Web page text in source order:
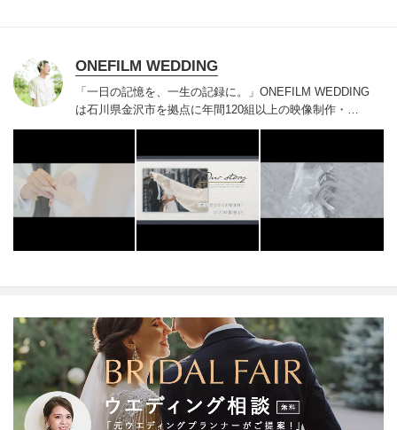
ONEFILM WEDDING
「一日の記憶を、一生の記録に。」 ONEFILM WEDDING
は石川県金沢市を拠点に年間120組以上の映像制作・写
真撮影をしております。